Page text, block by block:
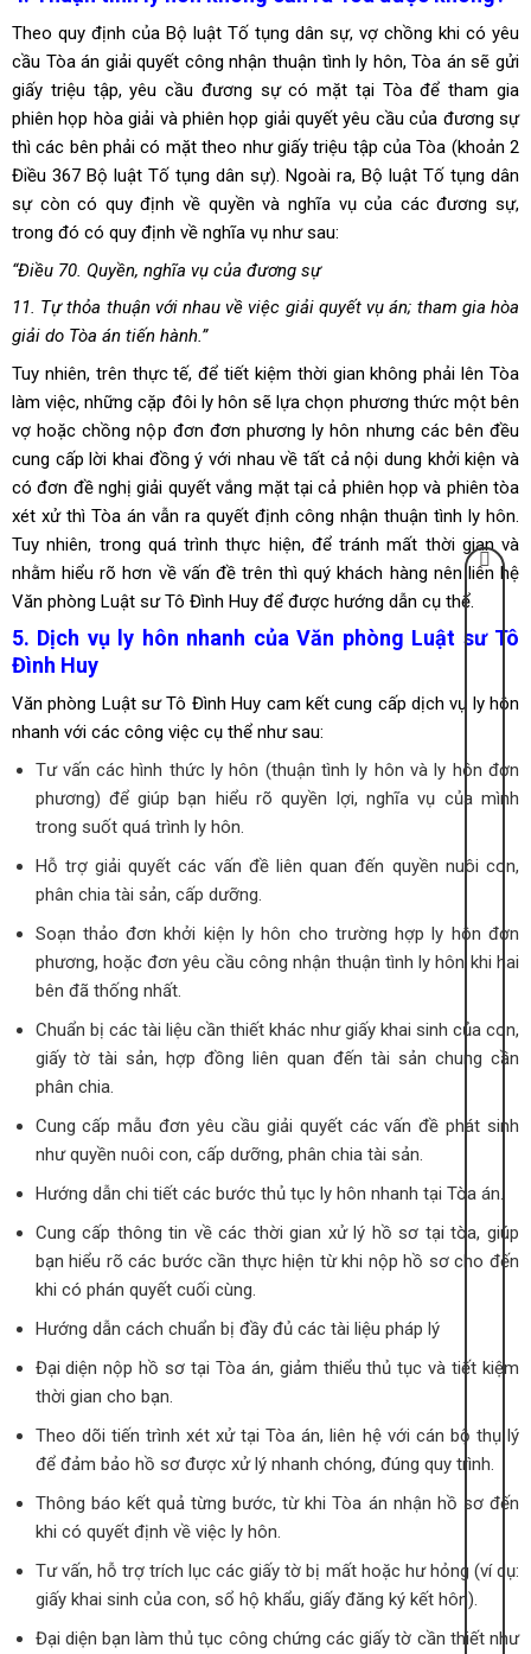
Theo quy định của Bộ luật Tố tụng dân sự, vợ chồng khi có yêu
cầu Tòa án giải quyết công nhận thuận tình ly hôn,Tòa án sẽ gửi
giấy triệu tập, yêu cầu đương sự có mặt tại Tòa để tham gia
phiên họp hòa giải và phiên họp giải quyết yêu cầu của đương sự
thì các bên phải có mặt theo như giấy triệu tập của Tòa (khoản 2
Điều 367 Bộ luật Tố tụng dân sự). Ngoài ra, Bộ luật Tố tụng dân
sự còn có quy định về quyền và nghĩa vụ của các đương sự,
trong đó có quy định về nghĩa vụ như sau:
“Điều 70. Quyền, nghĩa vụ của đương sự
11. Tự thỏa thuận với nhau về việc giải quyết vụ án; tham gia hòa
giải do Tòa án tiến hành.”
Tuy nhiên,trên thực tế, để tiết kiệm thời gian không phải lên Tòa
làm việc, những cặp đôi ly hôn sẽ lựa chọn phương thức một bên
vợ hoặc chồng nộp đơn đơn phương ly hôn nhưng các bên đều
cung cấp lời khai đồng ý với nhau về tất cả nội dung khởi kiện và
có đơn đề nghị giải quyết vắng mặt tại cả phiên họp và phiên tòa
xét xử thì Tòa án vẫn ra quyết định công nhận thuận tình ly hôn.
Tuy nhiên, trong quá trình thực hiện, để tránh mất thời gian và
nhằm hiểu rõ hơn về vấn đề trên thì quý khách hàng nên liên hệ
Văn phòng Luật sư Tô Đình Huy để được hướng dẫn cụ thể.
5. Dịch vụ ly hôn nhanh của Văn phòng Luật sư Tô
Đình Huy
Văn phòng Luật sư Tô Đình Huy cam kết cung cấp dịch vụ ly hôn
nhanh với các công việc cụ thể như sau:
Tư vấn các hình thức ly hôn (thuận tình ly hôn và ly hôn đơn
phương) để giúp bạn hiểu rõ quyền lợi, nghĩa vụ của mình
trong suốt quá trình ly hôn.
Hỗ trợ giải quyết các vấn đề liên quan đến quyền nuôi con,
phân chia tài sản, cấp dưỡng.
Soạn thảo đơn khởi kiện ly hôn cho trường hợp ly hôn đơn
phương, hoặc đơn yêu cầu công nhận thuận tình ly hôn khi hai
bên đã thống nhất.
Chuẩn bị các tài liệu cần thiết khác như giấy khai sinh của con,
giấy tờ tài sản, hợp đồng liên quan đến tài sản chung cần
phân chia.
Cung cấp mẫu đơn yêu cầu giải quyết các vấn đề phát sinh
như quyền nuôi con, cấp dưỡng, phân chia tài sản.
Hướng dẫn chi tiết các bước thủ tục ly hôn nhanh tại Tòa án.
Cung cấp thông tin về các thời gian xử lý hồ sơ tại tòa, giúp
bạn hiểu rõ các bước cần thực hiện từ khi nộp hồ sơ cho đến
khi có phán quyết cuối cùng.
Hướng dẫn cách chuẩn bị đầy đủ các tài liệu pháp lý
Đại diện nộp hồ sơ tại Tòa án, giảm thiểu thủ tục và tiết kiệm
thời gian cho bạn.
Theo dõi tiến trình xét xử tại Tòa án, liên hệ với cán bộ thụ lý
để đảm bảo hồ sơ được xử lý nhanh chóng, đúng quy trình.
Thông báo kết quả từng bước, từ khi Tòa án nhận hồ sơ đến
khi có quyết định về việc ly hôn.
Tư vấn, hỗ trợ trích lục các giấy tờ bị mất hoặc hư hỏng (ví dụ:
giấy khai sinh của con, sổ hộ khẩu, giấy đăng ký kết hôn).
Đại diện bạn làm thủ tục công chứng các giấy tờ cần thiết như